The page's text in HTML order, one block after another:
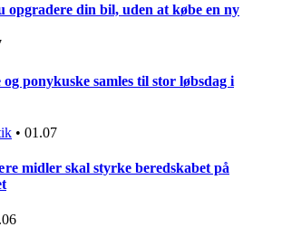
opgradere din bil, uden at købe en ny
ponykuske samles til stor løbsdag i
• 01.07
midler skal styrke beredskabet på